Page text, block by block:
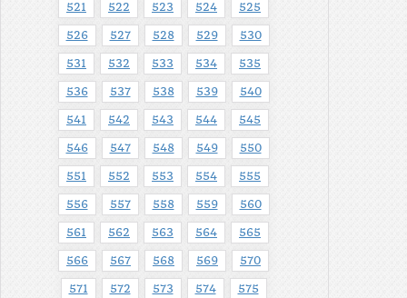
521 522 523 524 525
526 527 528 529 530
531 532 533 534 535
536 537 538 539 540
541 542 543 544 545
546 547 548 549 550
551 552 553 554 555
556 557 558 559 560
561 562 563 564 565
566 567 568 569 570
571 572 573 574 575